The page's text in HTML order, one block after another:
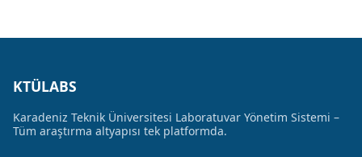
KTÜLABS
Karadeniz Teknik Üniversitesi Laboratuvar Yönetim Sistemi –
Tüm araştırma altyapısı tek platformda.